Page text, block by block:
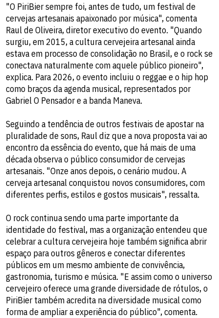
"O PiriBier sempre foi, antes de tudo, um festival de
cervejas artesanais apaixonado por música", comenta
Raul de Oliveira, diretor executivo do evento. "Quando
surgiu, em 2015, a cultura cervejeira artesanal ainda
estava em processo de consolidação no Brasil, e o rock se
conectava naturalmente com aquele público pioneiro",
explica. Para 2026, o evento incluiu o reggae e o hip hop
como braços da agenda musical, representados por
Gabriel O Pensador e a banda Maneva.
Seguindo a tendência de outros festivais de apostar na
pluralidade de sons, Raul diz que a nova proposta vai ao
encontro da essência do evento, que há mais de uma
década observa o público consumidor de cervejas
artesanais. "Onze anos depois, o cenário mudou. A
cerveja artesanal conquistou novos consumidores, com
diferentes perfis, estilos e gostos musicais", ressalta.
O rock continua sendo uma parte importante da
identidade do festival, mas a organização entendeu que
celebrar a cultura cervejeira hoje também significa abrir
espaço para outros gêneros e conectar diferentes
públicos em um mesmo ambiente de convivência,
gastronomia, turismo e música. "E assim como o universo
cervejeiro oferece uma grande diversidade de rótulos, o
PiriBier também acredita na diversidade musical como
forma de ampliar a experiência do público", comenta.